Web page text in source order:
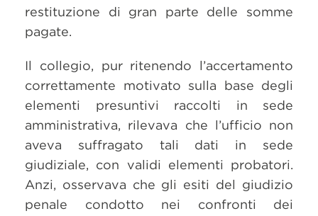
restituzione di gran parte delle somme
pagate.
Il collegio, pur ritenendo l’accertamento
correttamente motivato sulla base degli
elementi presuntivi raccolti in sede
amministrativa, rilevava che l’ufficio non
aveva suffragato tali dati in sede
giudiziale, con validi elementi probatori.
Anzi, osservava che gli esiti del giudizio
penale condotto nei confronti dei